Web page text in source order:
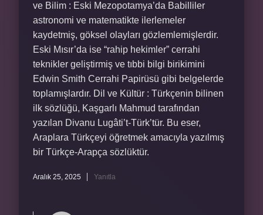
ve Bilim : Eski Mezopotamya’da Babilliler
astronomi ve matematikte ilerlemeler
kaydetmiş, göksel olayları gözlemlemişlerdir.
Eski Mısır’da ise “rahip hekimler” cerrahi
teknikler geliştirmiş ve tıbbi bilgi birikimini
Edwin Smith Cerrahi Papirüsü gibi belgelerde
toplamışlardır. Dil ve Kültür : Türkçenin bilinen
ilk sözlüğü, Kaşgarlı Mahmud tarafından
yazılan Divanu Lugâti’t-Türk’tür. Bu eser,
Araplara Türkçeyi öğretmek amacıyla yazılmış
bir Türkçe-Arapça sözlüktür.
Aralık 25, 2025 Yanıtla